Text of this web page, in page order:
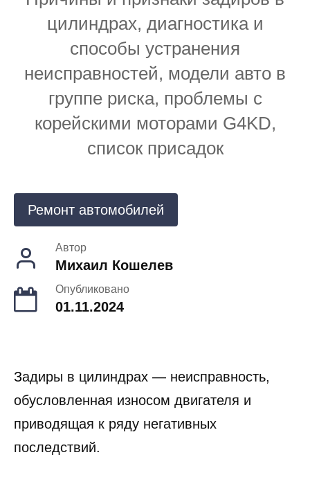
цилиндрах, диагностика и
способы устранения
неисправностей, модели авто в
группе риска, проблемы с
корейскими моторами G4KD,
список присадок
Ремонт автомобилей
Автор
Михаил Кошелев
Опубликовано
01.11.2024
Задиры в цилиндрах — неисправность,
обусловленная износом двигателя и
приводящая к ряду негативных
последствий.